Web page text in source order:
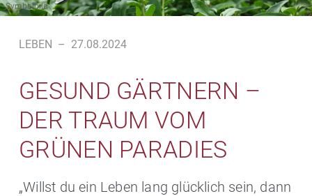
Symbolbild
LEBEN – 27.08.2024
GESUND GÄRTNERN –
DER TRAUM VOM
GRÜNEN PARADIES
„Willst du ein Leben lang glücklich sein, dann